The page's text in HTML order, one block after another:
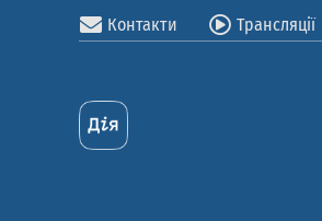
Контакти Трансляції